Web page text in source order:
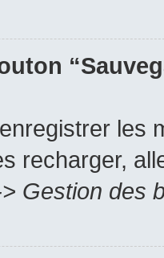
recharger,
Gestion des